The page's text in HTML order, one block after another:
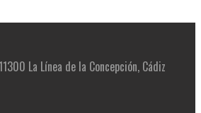
La Línea de la Concepción, Cádiz